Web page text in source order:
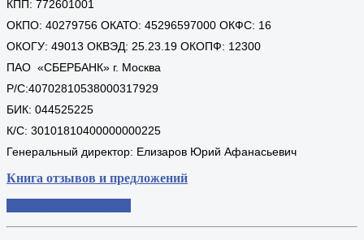
КПП: 772601001
ОКПО: 40279756 ОКАТО: 45296597000 ОКФС: 16
ОКОГУ: 49013 ОКВЭД: 25.23.19 ОКОПФ: 12300
ПАО «СБЕРБАНК» г. Москва
Р/С:40702810538000317929
БИК: 044525225
К/С: 30101810400000000225
Генеральный директор: Елизаров Юрий Афанасьевич
Книга отзывов и предложений